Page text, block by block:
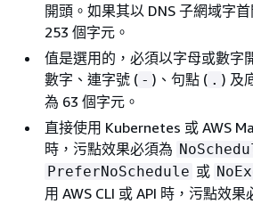
開頭。如果其以 DNS 子網域字
253 個字元。
值是選用的，必須以字母或數字
數字、連字號 ( - )、句點 ( . ) 及
為 63 個字元。
直接使用 Kubernetes 或 AWS
時，污點效果必須為
PreferNoSchedule 或
用 AWS CLI 或 API 時，污點效果